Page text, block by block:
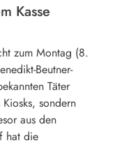
Kasse
zum Montag (8.
Beutner-
Täter
sondern
aus den
hat die